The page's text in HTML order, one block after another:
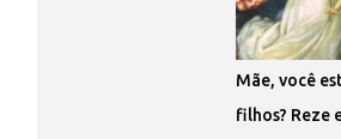
Mãe, você
filhos? Reze